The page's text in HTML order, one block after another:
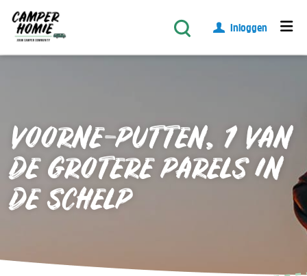
Inloggen
VOORNE-PUTTEN, 1 VAN
DE GROTERE PARELS IN
DE SCHELP